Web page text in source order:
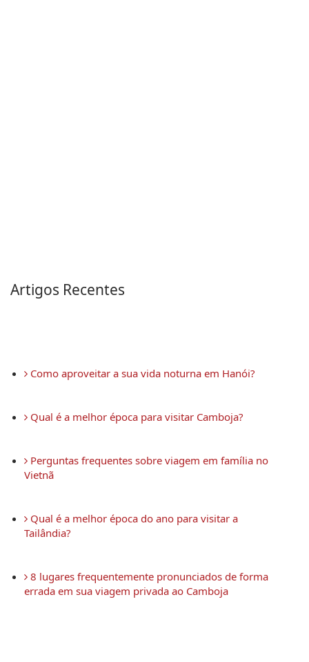
Artigos Recentes
Como aproveitar a sua vida noturna em Hanói?
Qual é a melhor época para visitar Camboja?
Perguntas frequentes sobre viagem em família no
Vietnã
Qual é a melhor época do ano para visitar a
Tailândia?
8 lugares frequentemente pronunciados de forma
errada em sua viagem privada ao Camboja